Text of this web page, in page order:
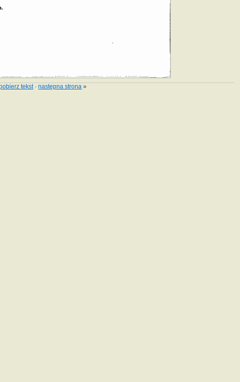
tekst·następna strona »